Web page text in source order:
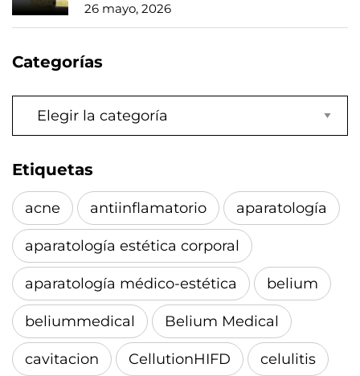
26 mayo, 2026
Categorías
Categorías
Etiquetas
acne antiinflamatorio aparatología
aparatología estética corporal
aparatología médico-estética belium
beliummedical Belium Medical
cavitacion CellutionHIFD celulitis